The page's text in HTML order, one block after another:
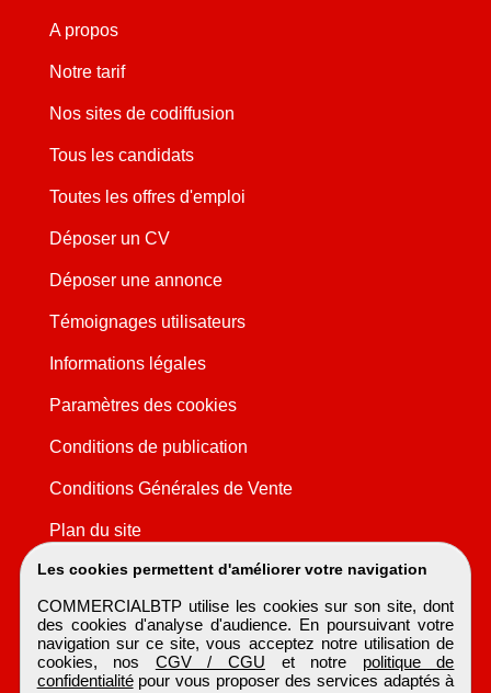
Les cookies permettent d'améliorer votre navigation
COMMERCIALBTP utilise les cookies sur son site, dont
des cookies d'analyse d'audience. En poursuivant votre
navigation sur ce site, vous acceptez notre utilisation de
cookies, nos CGV / CGU et notre politique de
confidentialitépour vous proposer des services adaptés à
A propos
Notre tarif
Nos sites de codiffusion
Tous les candidats
Toutes les offres d'emploi
Déposer un CV
Déposer une annonce
Témoignages utilisateurs
Informations légales
Paramètres des cookies
Conditions de publication
Conditions Générales de Vente
Plan du site